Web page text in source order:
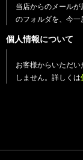
当店からのメールが
のフォルダを、今一
個人情報について
お客様からいただ
しません。詳しくは